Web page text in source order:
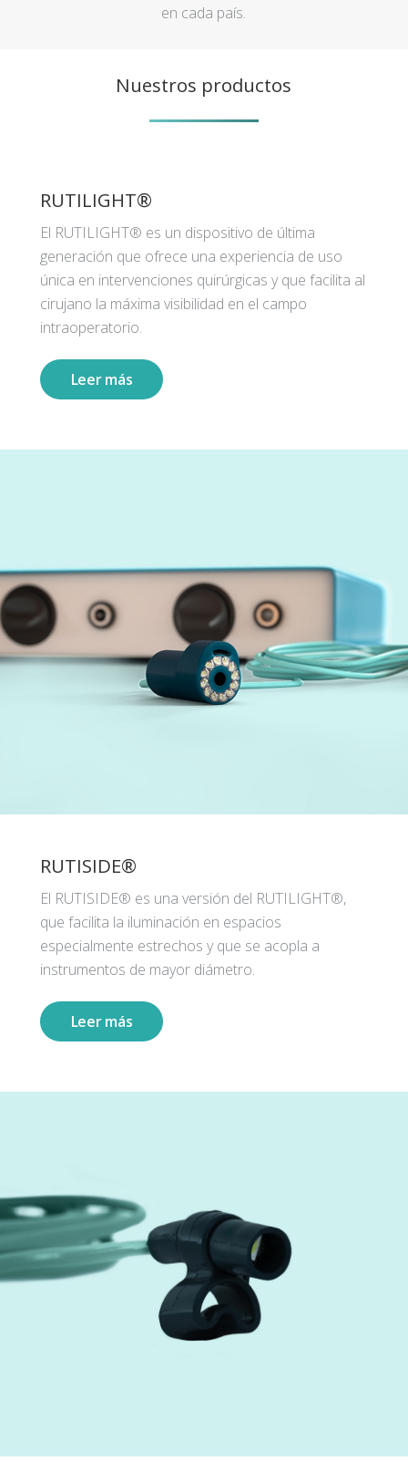
en cada país.
Nuestros productos
RUTILIGHT®
El RUTILIGHT® es un dispositivo de última
generación que ofrece una experiencia de uso
única en intervenciones quirúrgicas y que facilita al
cirujano la máxima visibilidad en el campo
intraoperatorio.
Leer más
RUTISIDE®
El RUTISIDE® es una versión del RUTILIGHT®,
que facilita la iluminación en espacios
especialmente estrechos y que se acopla a
instrumentos de mayor diámetro.
Leer más